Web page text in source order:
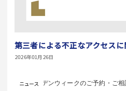
第三者による不正なアクセス
2026年01月26日
ニュース